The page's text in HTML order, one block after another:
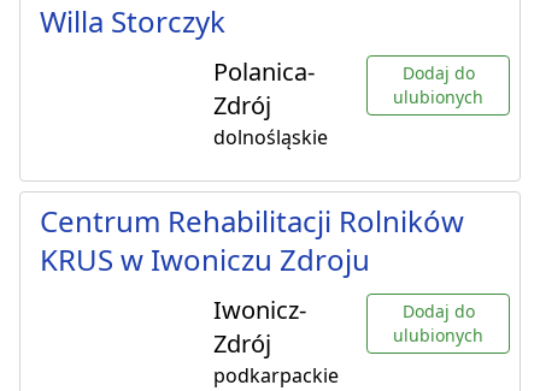
Willa Storczyk
Polanica-
Zdrój
dolnośląskie
Dodaj do
ulubionych
Centrum Rehabilitacji Rolników
KRUS w Iwoniczu Zdroju
Iwonicz-
Zdrój
podkarpackie
Dodaj do
ulubionych